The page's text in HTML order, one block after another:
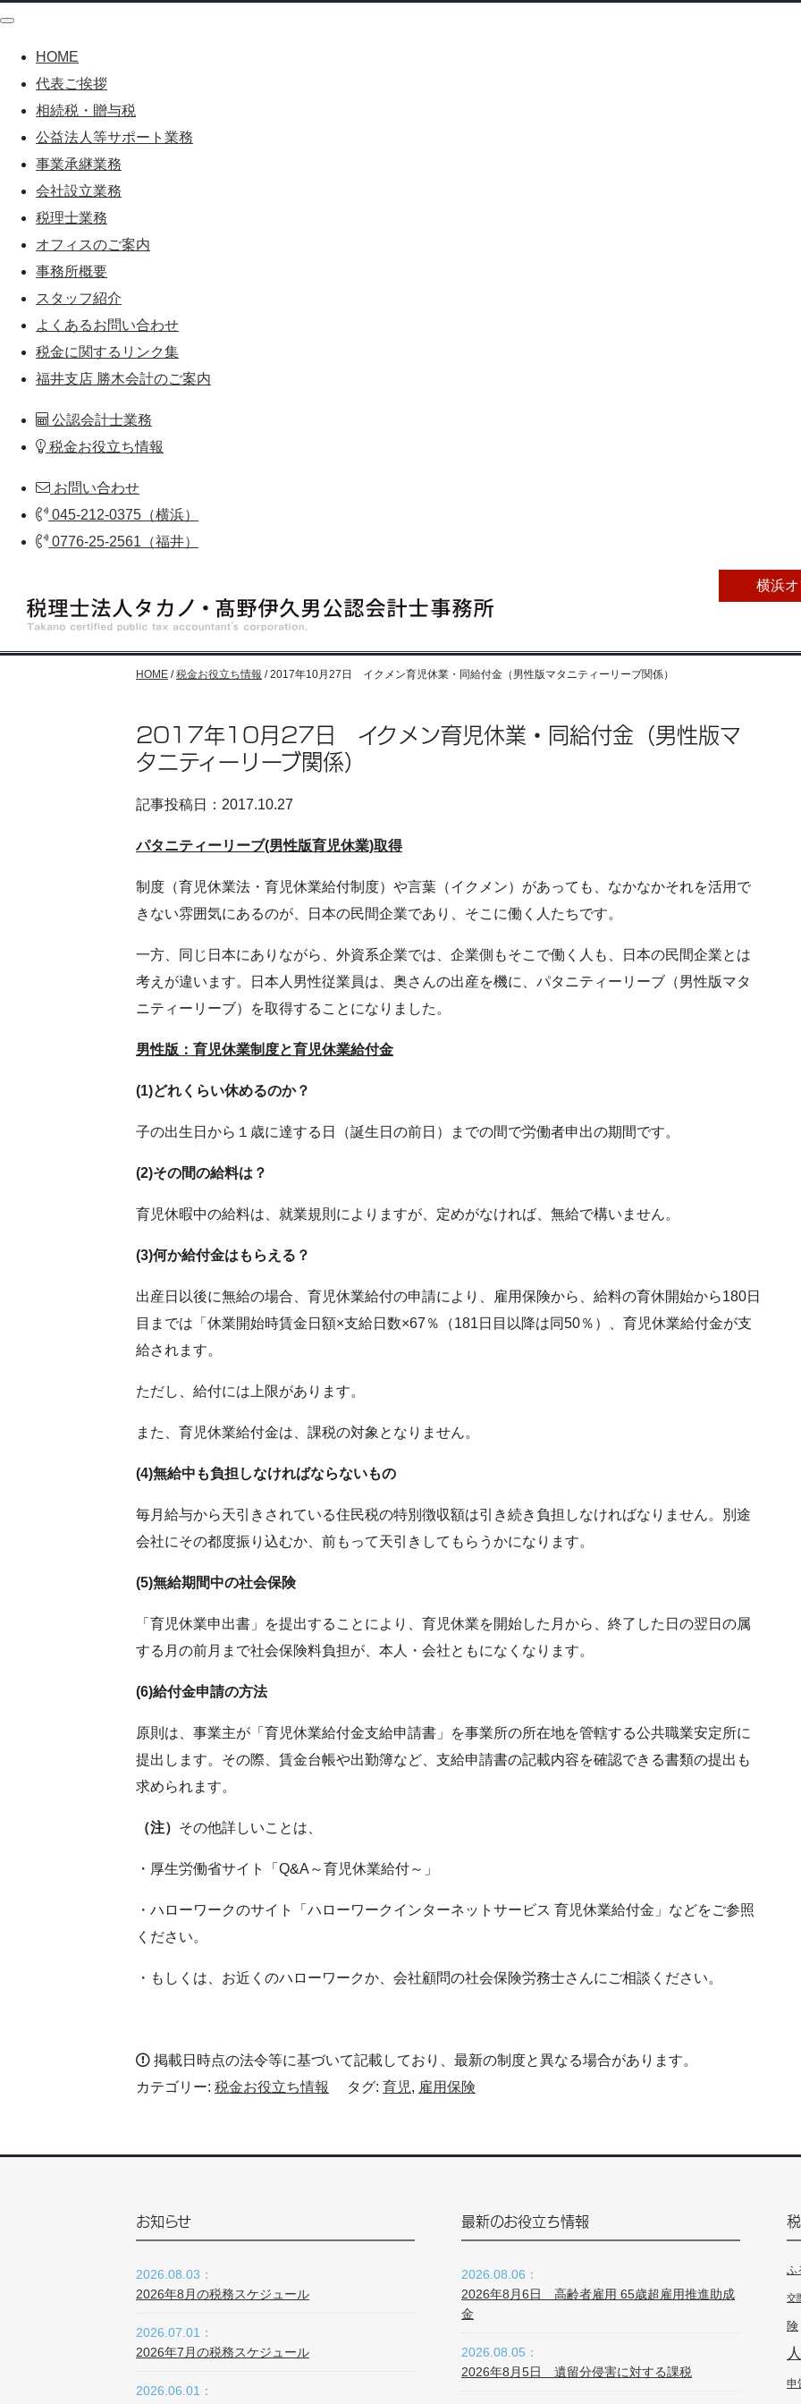
HOME
代表ご挨拶
相続税・贈与税
公益法人等サポート業務
事業承継業務
会社設立業務
税理士業務
オフィスのご案内
事務所概要
スタッフ紹介
よくあるお問い合わせ
税金に関するリンク集
福井支店 勝木会計のご案内
公認会計士業務
税金お役立ち情報
お問い合わせ
045-212-0375（横浜）
0776-25-2561（福井）
横浜
HOME /税金お役立ち情報 /2017年10月27日 イクメン育児休業・同給付金（男性版マタニティーリーブ関係）
2017年10月27日 イクメン育児休業・同給付金（男性版マ
タニティーリーブ関係）
記事投稿日：2017.10.27
パタニティーリーブ(男性版育児休業)取得
制度（育児休業法・育児休業給付制度）や言葉（イクメン）があっても、なかなかそれを活用で
きない雰囲気にあるのが、日本の民間企業であり、そこに働く人たちです。
一方、同じ日本にありながら、外資系企業では、企業側もそこで働く人も、日本の民間企業とは
考えが違います。日本人男性従業員は、奥さんの出産を機に、パタニティーリーブ（男性版マタ
ニティーリーブ）を取得することになりました。
男性版：育児休業制度と育児休業給付金
(1)どれくらい休めるのか？
子の出生日から１歳に達する日（誕生日の前日）までの間で労働者申出の期間です。
(2)その間の給料は？
育児休暇中の給料は、就業規則によりますが、定めがなければ、無給で構いません。
(3)何か給付金はもらえる？
出産日以後に無給の場合、育児休業給付の申請により、雇用保険から、給料の育休開始から180日
目までは「休業開始時賃金日額×支給日数×67％（181日目以降は同50％）、育児休業給付金が支
給されます。
ただし、給付には上限があります。
また、育児休業給付金は、課税の対象となりません。
(4)無給中も負担しなければならないもの
毎月給与から天引きされている住民税の特別徴収額は引き続き負担しなければなりません。別途
会社にその都度振り込むか、前もって天引きしてもらうかになります。
(5)無給期間中の社会保険
「育児休業申出書」を提出することにより、育児休業を開始した月から、終了した日の翌日の属
する月の前月まで社会保険料負担が、本人・会社ともになくなります。
(6)給付金申請の方法
原則は、事業主が「育児休業給付金支給申請書」を事業所の所在地を管轄する公共職業安定所に
提出します。その際、賃金台帳や出勤簿など、支給申請書の記載内容を確認できる書類の提出も
求められます。
（注） その他詳しいことは、
・厚生労働省サイト「Q&A～育児休業給付～」
・ハローワークのサイト「ハローワークインターネットサービス 育児休業給付金」などをご参照
ください。
・もしくは、お近くのハローワークか、会社顧問の社会保険労務士さんにご相談ください。
掲載日時点の法令等に基づいて記載しており、最新の制度と異なる場合があります。
カテゴリー: 税金お役立ち情報 タグ: 育児, 雇用保険
お知らせ
2026.08.03：
2026年8月の税務スケジュール
2026.07.01：
2026年7月の税務スケジュール
2026.06.01：
最新のお役立ち情報
2026.08.06：
2026年8月6日 高齢者雇用 65歳超雇用推進助成
金
2026.08.05：
2026年8月5日 遺留分侵害に対する課税
ふ
交
険
申